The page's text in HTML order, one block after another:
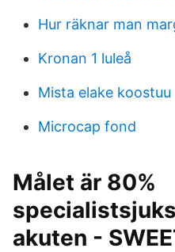
Hur räknar man
Kronan 1 luleå
Mista elake koostuu
Microcap fond
Målet är 80%
akuten -